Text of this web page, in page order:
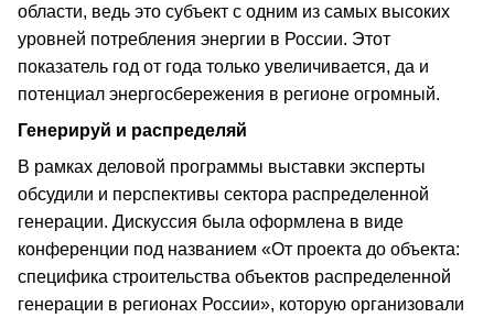
области, ведь это субъект с одним из самых высоких
уровней потребления энергии в России. Этот
показатель год от года только увеличивается, да и
потенциал энергосбережения в регионе огромный.
Генерируй и распределяй
В рамках деловой программы выставки эксперты
обсудили и перспективы сектора распределенной
генерации. Дискуссия была оформлена в виде
конференции под названием «От проекта до объекта:
специфика строительства объектов распределенной
генерации в регионах России», которую организовали